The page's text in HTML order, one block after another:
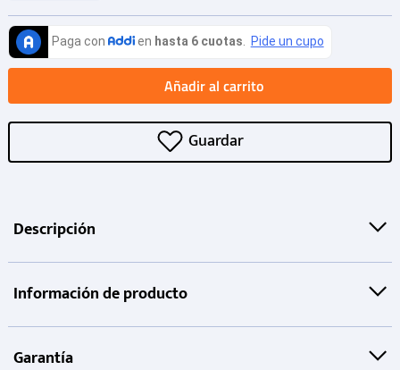
Añadir al carrito
Descripción
Información de producto
Garantía